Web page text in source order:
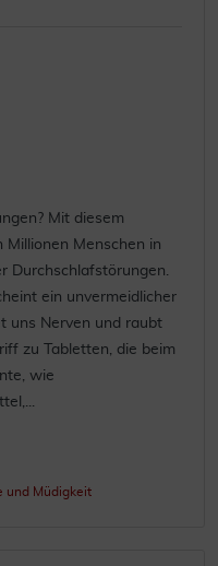
Mit diesem
Millionen Menschen in
Durchschlafstörungen.
ein unvermeidlicher
uns Nerven und raubt
zu Tabletten, die beim
wie
und Müdigkeit